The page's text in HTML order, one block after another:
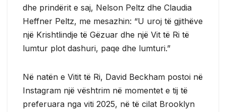
dhe prindërit e saj, Nelson Peltz dhe Claudia
Heffner Peltz, me mesazhin: “U uroj të gjithëve
një Krishtlindje të Gëzuar dhe një Vit të Ri të
lumtur plot dashuri, paqe dhe lumturi.”
Në natën e Vitit të Ri, David Beckham postoi në
Instagram një vështrim në momentet e tij të
preferuara nga viti 2025, në të cilat Brooklyn